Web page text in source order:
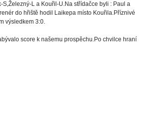
L a Kouřil-U.Na střídačce byli : Paul a
do hřiště hodil Laikepa místo Kouřila.Příznivé
výsledkem 3:0.
score k našemu prospěchu.Po chvilce hraní